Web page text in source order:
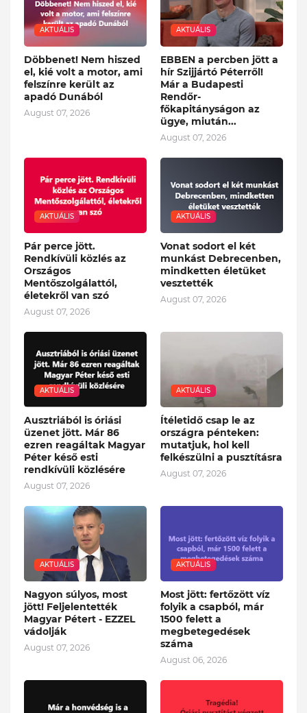
AKTUÁLIS
Döbbenet! Nem hiszed
el, kié volt a motor, ami
felszínre került az
apadó Dunából
August 07, 2026
AKTUÁLIS
EBBEN a percben jött a
hír Szijjártó Péterről!
Már a Budapesti
Rendőr-
főkapitányságon az
ügye, miután...
August 07, 2026
AKTUÁLIS
Pár perce jött.
Rendkívüli közlés az
Országos
Mentőszolgálattól,
életekről van szó
August 07, 2026
AKTUÁLIS
Vonat sodort el két
munkást Debrecenben,
mindketten életüket
vesztették
August 07, 2026
AKTUÁLIS
Ausztriából is óriási
üzenet jött. Már 86
ezren reagáltak Magyar
Péter késő esti
rendkívüli közlésére
August 07, 2026
AKTUÁLIS
Ítéletidő csap le az
országra pénteken:
mutatjuk, hol kell
felkészülni a pusztításra
August 07, 2026
AKTUÁLIS
Nagyon súlyos, most
jött! Feljelentették
Magyar Pétert - EZZEL
vádolják
August 07, 2026
AKTUÁLIS
Most jött: fertőzött víz
folyik a csapból, már
1500 felett a
megbetegedések
száma
August 06, 2026